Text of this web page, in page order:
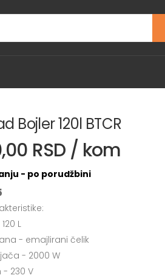
Bojler 120l BTCR
RSD / kom
- po porudžbini
L
- emajlirani čelik
- 2000 W
- 230 V